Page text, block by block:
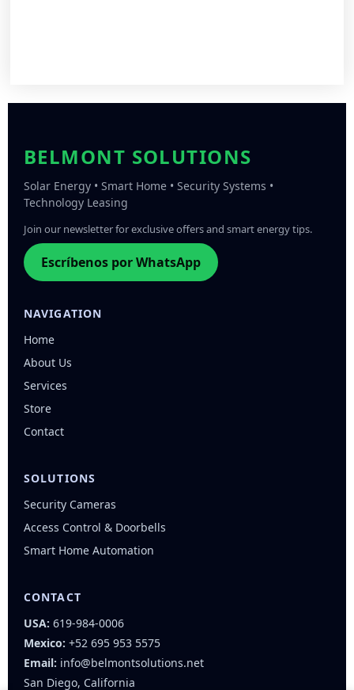
BELMONT SOLUTIONS
Solar Energy • Smart Home • Security Systems •
Technology Leasing
Join our newsletter for exclusive offers and smart energy tips.
Escríbenos por WhatsApp
NAVIGATION
Home
About Us
Services
Store
Contact
SOLUTIONS
Security Cameras
Access Control & Doorbells
Smart Home Automation
CONTACT
USA: 619-984-0006
Mexico: +52 695 953 5575
Email: info@belmontsolutions.net
San Diego, California